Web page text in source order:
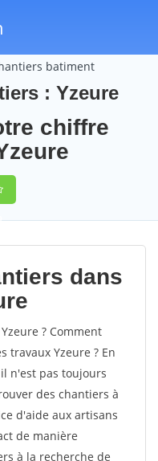
batiment
: Yzeure
chiffre
dans
? Comment
travaux Yzeure ? En
n'est pas toujours
des chantiers à
d'aide aux artisans
de manière
à la recherche de